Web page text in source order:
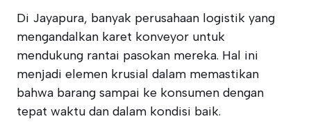
Di Jayapura, banyak perusahaan logistik yang
mengandalkan karet konveyor untuk
mendukung rantai pasokan mereka. Hal ini
menjadi elemen krusial dalam memastikan
bahwa barang sampai ke konsumen dengan
tepat waktu dan dalam kondisi baik.